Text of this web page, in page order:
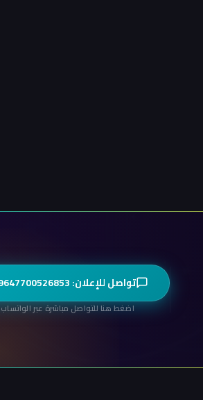
تواصل للإعلان: 009647700526853
اضغط هنا للتواصل مباشرة عبر الواتساب